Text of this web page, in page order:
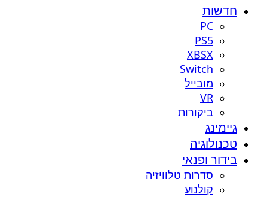
חדשות
PC
PS5
XBSX
Switch
מובייל
VR
ביקורות
גיימינג
טכנולוגיה
בידור ופנאי
סדרות טלוויזיה
קולנוע